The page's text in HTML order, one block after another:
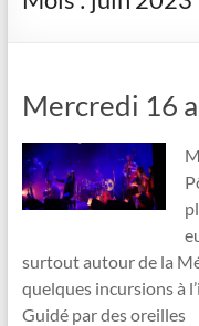
Mercredi 16
surtout autour de la
quelques incursions à
Guidé par des oreilles